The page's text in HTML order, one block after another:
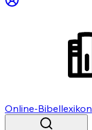
Online-Bibellexikon